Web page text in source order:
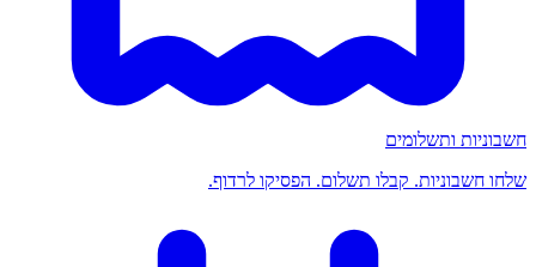
חשבוניות ותשלומים
שלחו חשבוניות. קבלו תשלום. הפסיקו לרדוף.